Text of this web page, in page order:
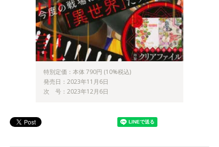
特別定価：本体 790円 (10%税込)
発売日：2023年11月6日
次 号：2023年12月6日